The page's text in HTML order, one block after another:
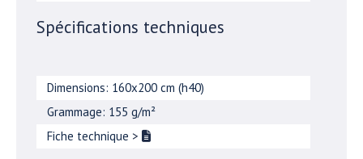
Spécifications techniques
Dimensions: 160x200 cm (h40)
Grammage: 155 g/m²
Fiche technique >